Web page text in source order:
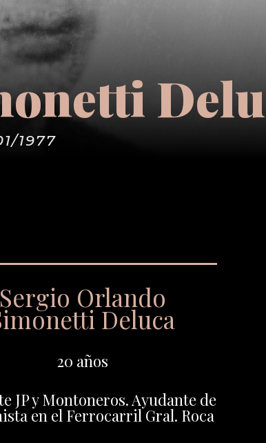
1977
Sergio Orlando
Deluca
20 años
JP y Montoneros. Ayudante de
en el Ferrocarril Gral. Roca